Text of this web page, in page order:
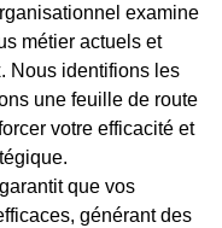
examine
métier actuels et
Nous identifions les
une feuille de route
votre efficacité et
que vos
générant des